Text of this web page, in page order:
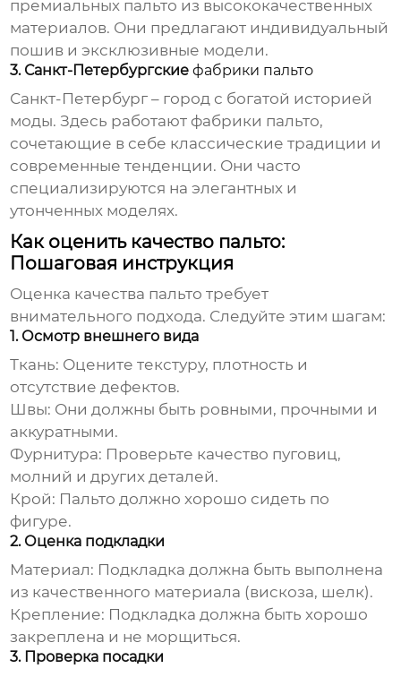
премиальных пальто из высококачественных
материалов. Они предлагают индивидуальный
пошив и эксклюзивные модели.
3. Санкт-Петербургскиефабрики пальто
Санкт-Петербург – город с богатой историей
моды. Здесь работают фабрики пальто,
сочетающие в себе классические традиции и
современные тенденции. Они часто
специализируются на элегантных и
утонченных моделях.
Как оценить качество пальто:
Пошаговая инструкция
Оценка качества пальто требует
внимательного подхода. Следуйте этим шагам:
1. Осмотр внешнего вида
Ткань: Оцените текстуру, плотность и
отсутствие дефектов.
Швы: Они должны быть ровными, прочными и
аккуратными.
Фурнитура: Проверьте качество пуговиц,
молний и других деталей.
Крой: Пальто должно хорошо сидеть по
фигуре.
2. Оценка подкладки
Материал: Подкладка должна быть выполнена
из качественного материала (вискоза, шелк).
Крепление: Подкладка должна быть хорошо
закреплена и не морщиться.
3. Проверка посадки